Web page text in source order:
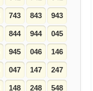
743 843 943
844 944 045
945 046 146
047 147 247
148 248 548